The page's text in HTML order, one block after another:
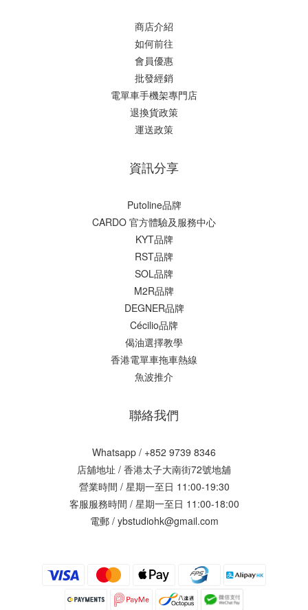
商店介紹
如何前往
會員優惠
批發經銷
電單車手機架專門店
退換貨政策
運送政策
資訊分享
Putoline品牌
CARDO 官方體驗及服務中心
KYT品牌
RST品牌
SOL品牌
M2R品牌
DEGNER品牌
Cécilio品牌
偈油選擇教學
香港電單車拖車熱線
魚波推介
聯絡我們
Whatsapp / +852 9739 8346
店舖地址 / 香港太子大南街72號地舖
營業時間 / 星期一至日 11:00-19:30
客服服務時間 / 星期一至日 11:00-18:00
電郵 / ybstudiohk@gmail.com